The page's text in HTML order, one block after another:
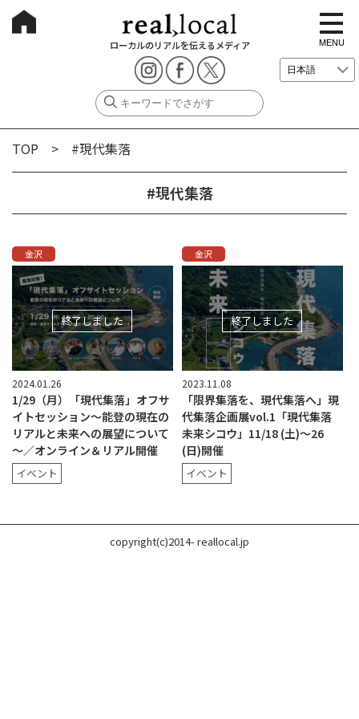
ローカルのリアルを伝えるメディア
t
o
g
g
e
i
i
MENU
TOP > #現代集落
#現代集落
金沢
終了しました
2024.01.26
1/29（月）「現代集落」オフサ
イトセッション～能登の現在の
リアルと未来への展望について
～／オンライン＆リアル開催
イベント
金沢
終了しました
2023.11.08
「限界集落を、現代集落へ」現
代集落企画展vol.1「現代集落
未来シコウ」11/18 (土)〜26
(日)開催
イベント
copyright(c)2014- reallocal.jp